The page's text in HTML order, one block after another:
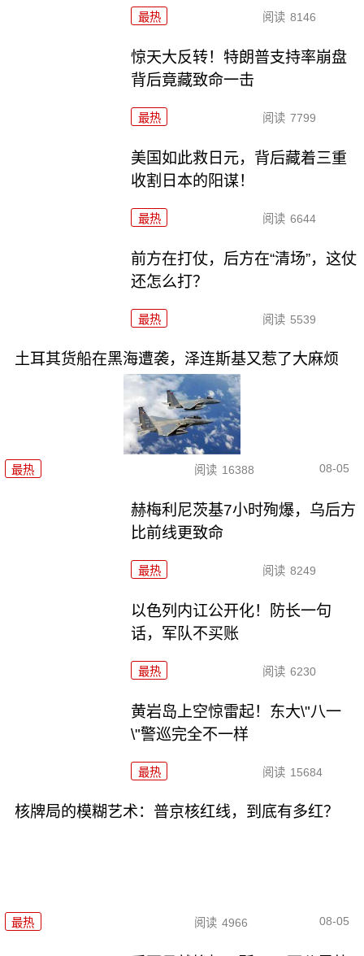
最热 阅读 8146
惊天大反转！特朗普支持率崩盘
背后竟藏致命一击
最热 阅读 7799
美国如此救日元，背后藏着三重
收割日本的阳谋！
最热 阅读 6644
前方在打仗，后方在“清场”，这仗
还怎么打？
最热 阅读 5539
土耳其货船在黑海遭袭，泽连斯基又惹了大麻烦
最热 阅读 16388 08-05
赫梅利尼茨基7小时殉爆，乌后方
比前线更致命
最热 阅读 8249
以色列内讧公开化！防长一句
话，军队不买账
最热 阅读 6230
黄岩岛上空惊雷起！东大\"八一
\"警巡完全不一样
最热 阅读 15684
核牌局的模糊艺术：普京核红线，到底有多红？
最热 阅读 4966 08-05